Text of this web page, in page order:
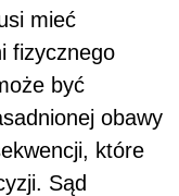
mieć
fizycznego
być
obawy
które
Sąd